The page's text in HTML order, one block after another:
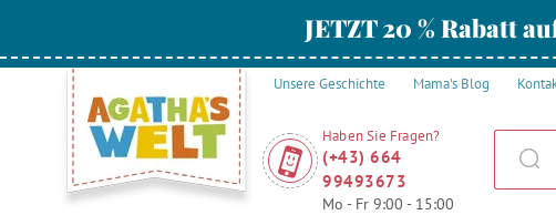
JETZT 20 % Rabatt
Unsere Geschichte Mama's Blog
Haben Sie Fragen?
(+43) 664
99493673
Mo - Fr 9:00 - 15:00